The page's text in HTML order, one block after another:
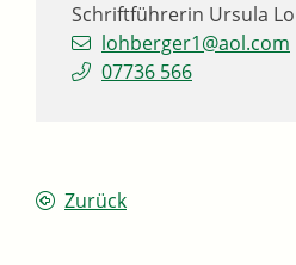
Schriftführerin Ursula
lohberger1@aol.com
07736 566
Zurück